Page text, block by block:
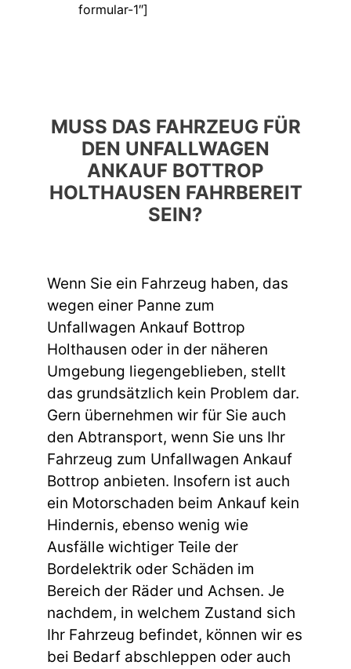
formular-1″]
MUSS DAS FAHRZEUG FÜR
DEN UNFALLWAGEN
ANKAUF BOTTROP
HOLTHAUSEN FAHRBEREIT
SEIN?
Wenn Sie ein Fahrzeug haben, das
wegen einer Panne zum
Unfallwagen Ankauf Bottrop
Holthausen oder in der näheren
Umgebung liegengeblieben, stellt
das grundsätzlich kein Problem dar.
Gern übernehmen wir für Sie auch
den Abtransport, wenn Sie uns Ihr
Fahrzeug zum Unfallwagen Ankauf
Bottrop anbieten. Insofern ist auch
ein Motorschaden beim Ankauf kein
Hindernis, ebenso wenig wie
Ausfälle wichtiger Teile der
Bordelektrik oder Schäden im
Bereich der Räder und Achsen. Je
nachdem, in welchem Zustand sich
Ihr Fahrzeug befindet, können wir es
bei Bedarf abschleppen oder auch